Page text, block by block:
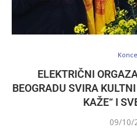
ELEKTRIČNI
BEOGRADU SVIRA
KAŽE“ I
09/10/